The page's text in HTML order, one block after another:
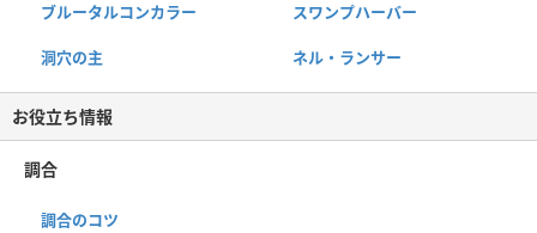
ブルータルコンカラー スワンプハーバー
洞穴の主 ネル・ランサー
お役立ち情報
調合
調合のコツ